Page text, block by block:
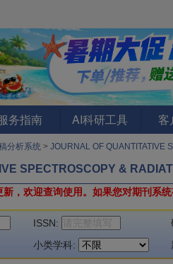
务指南 AI科研工具 客
分析系统 > JOURNAL OF QUANTITATIVE
SPECTROSCOPY &
，欢迎查询使用。 如果您对期刊系
ISSN:
小类学科: